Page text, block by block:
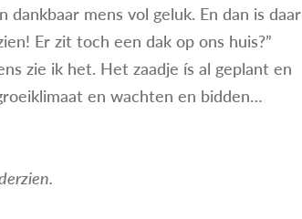
mens vol geluk. En dan is daar
Er zit toch een dak op ons huis?”
zie ik het. Het zaadje ís al geplant en
en wachten en bidden…